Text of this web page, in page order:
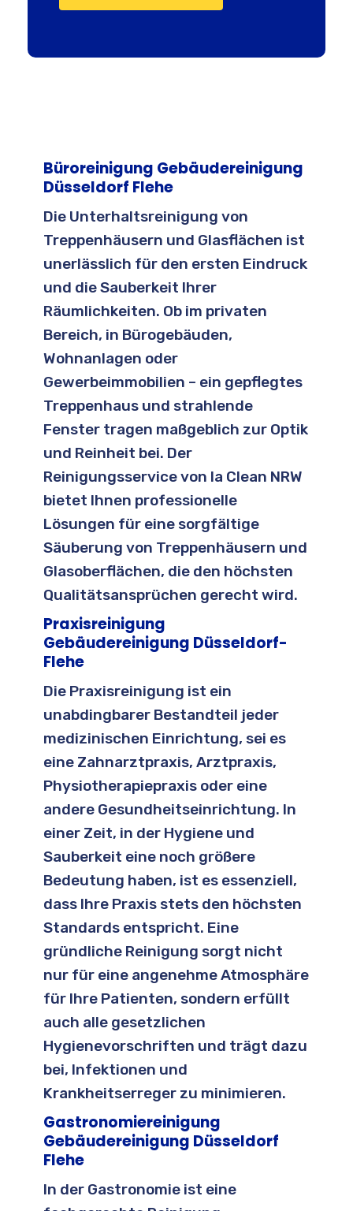
Büroreinigung Gebäudereinigung
Düsseldorf Flehe
Die Unterhaltsreinigung von
Treppenhäusern und Glasflächen ist
unerlässlich für den ersten Eindruck
und die Sauberkeit Ihrer
Räumlichkeiten. Ob im privaten
Bereich, in Bürogebäuden,
Wohnanlagen oder
Gewerbeimmobilien – ein gepflegtes
Treppenhaus und strahlende
Fenster tragen maßgeblich zur Optik
und Reinheit bei. Der
Reinigungsservice von la Clean NRW
bietet Ihnen professionelle
Lösungen für eine sorgfältige
Säuberung von Treppenhäusern und
Glasoberflächen, die den höchsten
Qualitätsansprüchen gerecht wird.
Praxisreinigung
Gebäudereinigung Düsseldorf-
Flehe
Die Praxisreinigung ist ein
unabdingbarer Bestandteil jeder
medizinischen Einrichtung, sei es
eine Zahnarztpraxis, Arztpraxis,
Physiotherapiepraxis oder eine
andere Gesundheitseinrichtung. In
einer Zeit, in der Hygiene und
Sauberkeit eine noch größere
Bedeutung haben, ist es essenziell,
dass Ihre Praxis stets den höchsten
Standards entspricht. Eine
gründliche Reinigung sorgt nicht
nur für eine angenehme Atmosphäre
für Ihre Patienten, sondern erfüllt
auch alle gesetzlichen
Hygienevorschriften und trägt dazu
bei, Infektionen und
Krankheitserreger zu minimieren.
Gastronomiereinigung
Gebäudereinigung Düsseldorf
Flehe
In der Gastronomie ist eine